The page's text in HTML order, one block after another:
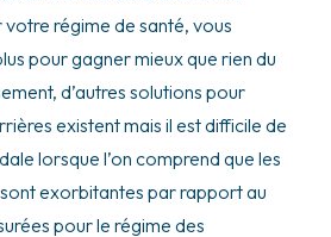
régime de santé, vous
pour gagner mieux que rien du
d’autres solutions pour
existent mais il est difficile de
lorsque l’on comprend que les
exorbitantes par rapport au
pour le régime des